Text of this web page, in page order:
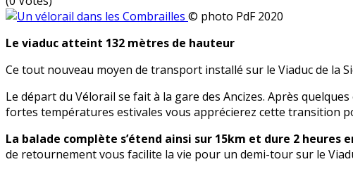
© photo PdF 2020
Le viaduc atteint 132 mètres de hauteur
Ce tout nouveau moyen de transport installé sur le Viaduc de la
Le départ du Vélorail se fait à la gare des Ancizes. Après
fortes températures estivales vous apprécierez cette transition
La balade complète s’étend ainsi sur 15km et dure 2 heures
de retournement vous facilite la vie pour un demi-tour sur le